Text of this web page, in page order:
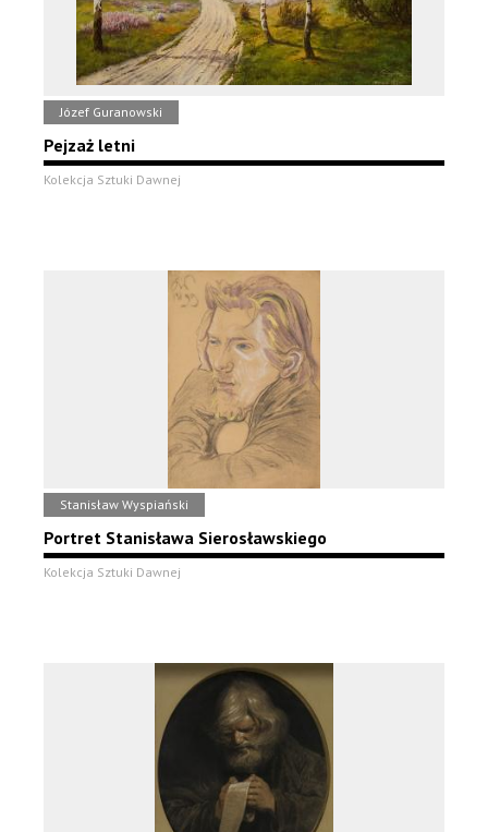
Józef Guranowski
Pejzaż letni
Kolekcja Sztuki Dawnej
Stanisław Wyspiański
Portret Stanisława Sierosławskiego
Kolekcja Sztuki Dawnej